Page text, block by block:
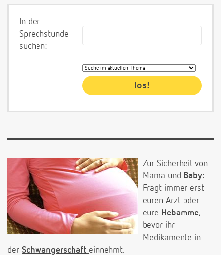
In der
Sprechstunde
suchen:
Zur Sicherheit von
Mama und Baby:
Fragt immer erst
euren Arzt oder
eure Hebamme,
bevor ihr
Medikamente in
der Schwangerschaft einnehmt.